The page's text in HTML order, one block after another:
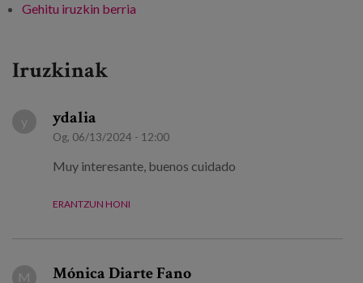
Gehitu iruzkin berria
Iruzkinak
y ydalia
Og, 06/13/2024 - 12:00
Muy interesante, buenos cuidado
ERANTZUN HONI
M Mónica Diarte Fano